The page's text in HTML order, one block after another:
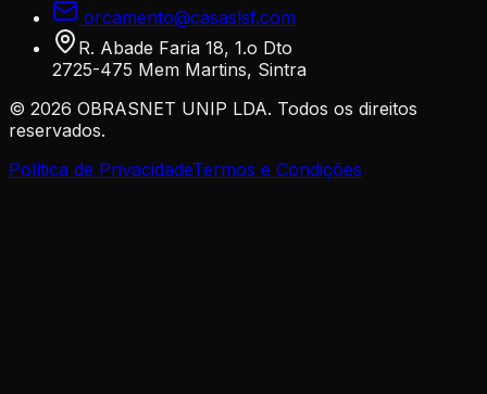
orcamento@casaslsf.com
R. Abade Faria 18, 1.o Dto
2725-475 Mem Martins, Sintra
© 2026 OBRASNET UNIP LDA. Todos os direitos
reservados.
Política de PrivacidadeTermos e Condições